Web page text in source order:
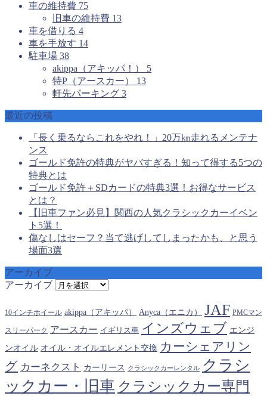
車の維持費 75
旧車の維持費 13
車を借りる 4
車を手放す 14
駐車場 38
akippa（アキッパ！） 5
特P（アースカー） 13
軒先パーキング 3
最近の投稿
「長く乗るならこれをやれ！」20万㎞走れるメンテナ
ンス
ゴールド免許の特典がヤバすぎる！知って得する5つの
特典とは
ゴールド免許＋SDカードの特典3選！お得なサービス
とは？
【旧車ファン必見】関西の人気クラシックカーイベン
ト5選！
傷なしはセーフ？当て逃げしてしまったかも、と思う
場面3選
アーカイブ
アーカイブ
10インチホイール akippa（アキッパ） Anyca（エニカ） JAF PMCマン
スリーパーク アースカー イギリス車 インズウェブ エンジ
ンオイル オイル・オイルエレメント交換 カーシェアリン
グ カーネクスト カーリース クラシックカーレンタル
クラシ
ックカー・旧車 クラシックカー専門